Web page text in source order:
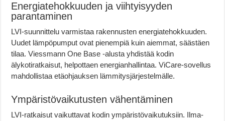
Energiatehokkuuden ja viihtyisyyden
parantaminen
LVI-suunnittelu varmistaa rakennusten energiatehokkuuden.
Uudet lämpöpumput ovat pienempiä kuin aiemmat, säästäen
tilaa. Viessmann One Base -alusta yhdistää kodin
älykotiratkaisut, helpottaen energianhallintaa. ViCare-sovellus
mahdollistaa etäohjauksen lämmitysjärjestelmälle.
Ympäristövaikutusten vähentäminen
LVI-ratkaisut vaikuttavat kodin ympäristövaikutuksiin. Ilma-